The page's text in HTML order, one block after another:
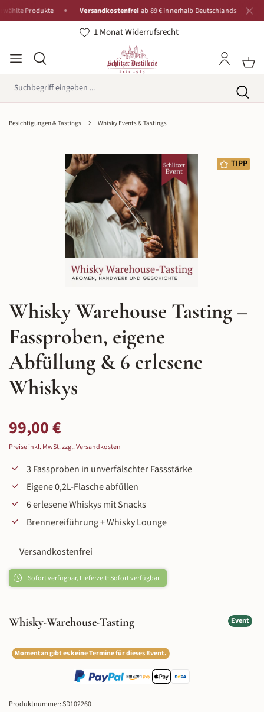
Produkte Versandkostenfrei ab 89 € innerhalb Deutschlands
1 Monat Widerrufsrecht
Besichtigungen & Tastings Whisky Events & Tastings
Bildergalerie überspringen TIPP
Whisky Warehouse Tasting –
Fassproben, eigene
Abfüllung & 6 erlesene
Whiskys
Regulärer Preis:
99,00 €
Preise inkl. MwSt. zzgl. Versandkosten
3 Fassproben in unverfälschter Fassstärke
Eigene 0,2L-Flasche abfüllen
6 erlesene Whiskys mit Snacks
Brennereiführung + Whisky Lounge
Versandkostenfrei
Sofort verfügbar, Lieferzeit: Sofort verfügbar
Whisky-Warehouse-Tasting Event
Momentan gibt es keine Termine für dieses Event.
Produktnummer:SD102260